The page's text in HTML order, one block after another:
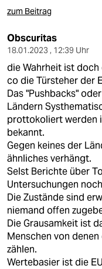
zum Beitrag
Obscuritas
18.01.2023 , 12:39 Uhr
die Wahrheit ist doch
co die Türsteher der
Das "Pushbacks"
Ländern
prottokoliert werden
bekannt.
Gegen keines der
ähnliches verhängt.
Selst Berichte über
Untersuchungen
Die Zustände sind
niemand offen
Die Grausamkeit ist
Menschen von
zählen.
Wertebasier ist die